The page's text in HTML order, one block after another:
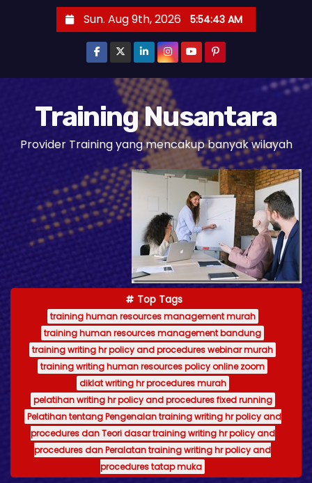
t
Sun. Aug 9th, 2026 5:54:44 AM
Training Nusantara
Provider Training yang mencakup banyak wilayah
Top Tags
training human resources management murah
training human resources management bandung
training writing hr policy and procedures webinar murah
training writing human resources policy online zoom
diklat writing hr procedures murah
pelatihan writing hr policy and procedures fixed running
Pelatihan tentang Pengenalan training writing hr policy and
procedures dan Teori dasar training writing hr policy and
procedures dan Peralatan training writing hr policy and
procedures tatap muka